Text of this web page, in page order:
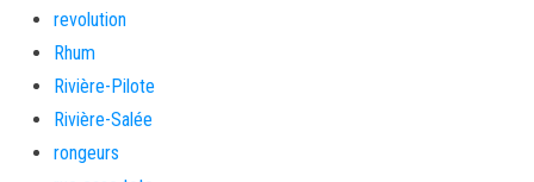
revolution
Rhum
Rivière-Pilote
Rivière-Salée
rongeurs